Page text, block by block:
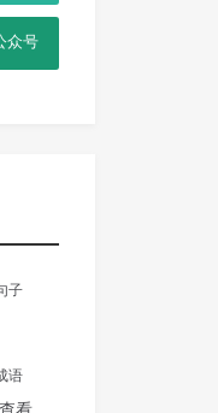
众号
子
语
查看